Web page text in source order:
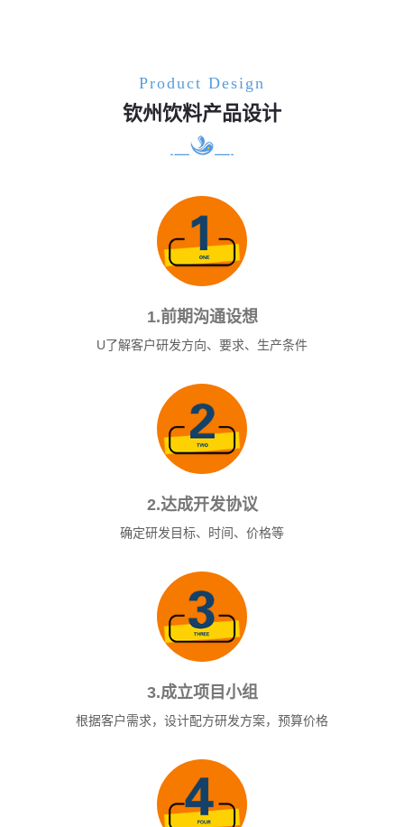
Product Design
钦州饮料产品设计
1.前期沟通设想
U了解客户研发方向、要求、生产条件
2.达成开发协议
确定研发目标、时间、价格等
3.成立项目小组
根据客户需求，设计配方研发方案，预算价格